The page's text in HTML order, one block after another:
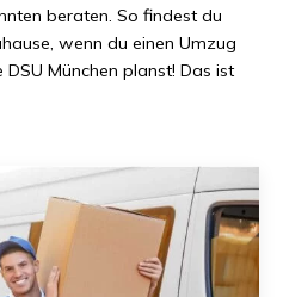
beraten. So findest du
wenn du einen Umzug
DSU München planst! Das ist